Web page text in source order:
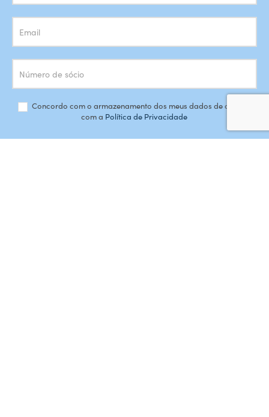
Concordo com o armazenamento dos meus dados de acordo
com a Política de Privacidade